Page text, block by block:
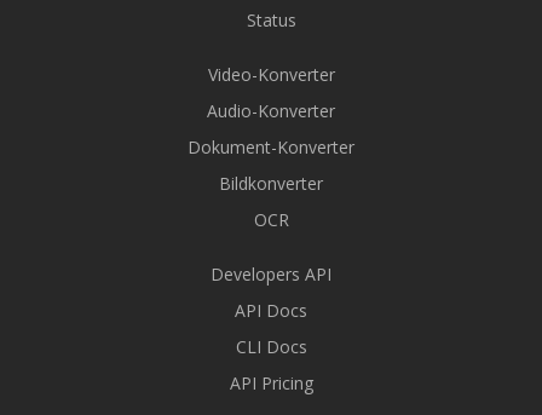
Status
Video-Konverter
Audio-Konverter
Dokument-Konverter
Bildkonverter
OCR
Developers API
API Docs
CLI Docs
API Pricing